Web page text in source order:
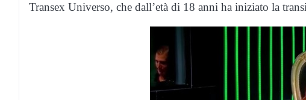
Transex Universo, che dall’età di 18 anni ha iniziato la